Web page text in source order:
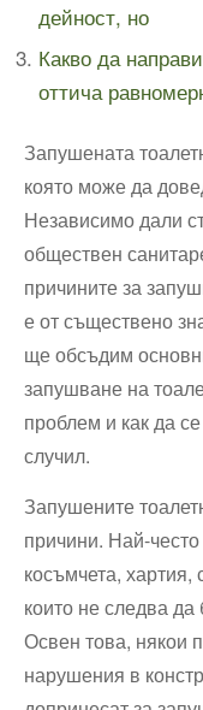
дейност, но
Какво да
оттича
Запушената
която може да
Независимо дали
обществен
причините за
е от съществено
ще обсъдим
запушване на
проблем и как да
случил.
Запушените
причини. Най-
косъмчета,
които не следва да
Освен това, някои
нарушения в